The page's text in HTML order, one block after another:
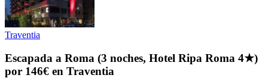
Traventia
Escapada a Roma (3 noches, Hotel Ripa Roma 4★)
por 146€ en Traventia